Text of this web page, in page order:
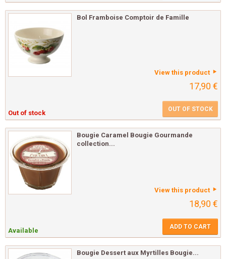
Bol Framboise Comptoir de Famille
View this product
17,90 €
Out of stock OUT OF STOCK
Bougie Caramel Bougie Gourmande
collection...
View this product
18,90 €
Available ADD TO CART
Bougie Dessert aux Myrtilles Bougie...